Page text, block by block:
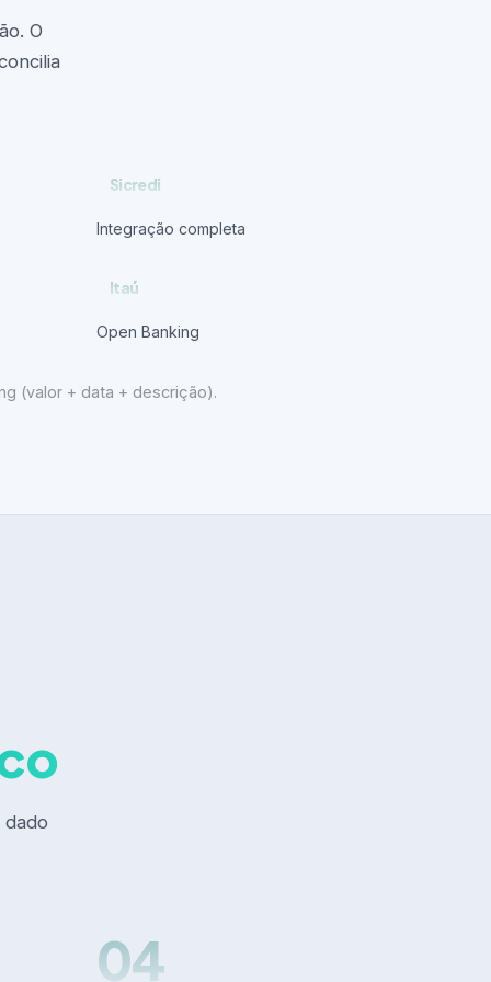
O
Sicredi
Integração completa
Itaú
Open Banking
(valor + data + descrição).
04